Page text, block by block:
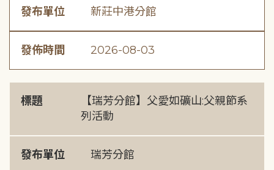
發布單位 新莊中港分館
發佈時間 2026-08-03
標題
【瑞芳分館】父愛如礦山:父親節系
列活動
發布單位 瑞芳分館